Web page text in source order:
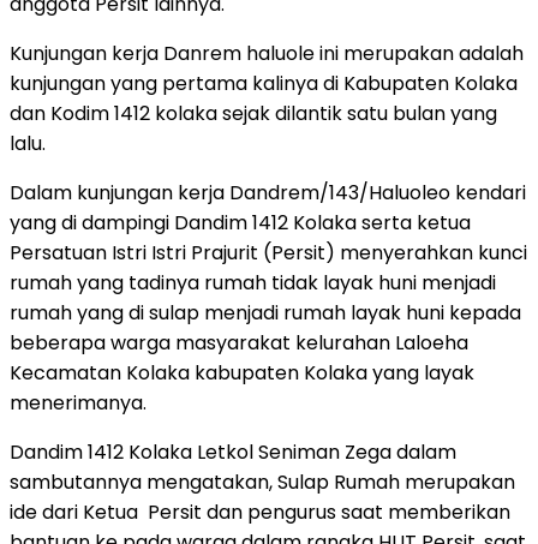
Kunjungan kerja Danrem haluole ini merupakan adalah
kunjungan yang pertama kalinya di Kabupaten Kolaka
dan Kodim 1412 kolaka sejak dilantik satu bulan yang
lalu.
Dalam kunjungan kerja Dandrem/143/Haluoleo kendari
yang di dampingi Dandim 1412 Kolaka serta ketua
Persatuan Istri Istri Prajurit (Persit) menyerahkan kunci
rumah yang tadinya rumah tidak layak huni menjadi
rumah yang di sulap menjadi rumah layak huni kepada
beberapa warga masyarakat kelurahan Laloeha
Kecamatan Kolaka kabupaten Kolaka yang layak
menerimanya.
Dandim 1412 Kolaka Letkol Seniman Zega dalam
sambutannya mengatakan, Sulap Rumah merupakan
ide dari Ketua Persit dan pengurus saat memberikan